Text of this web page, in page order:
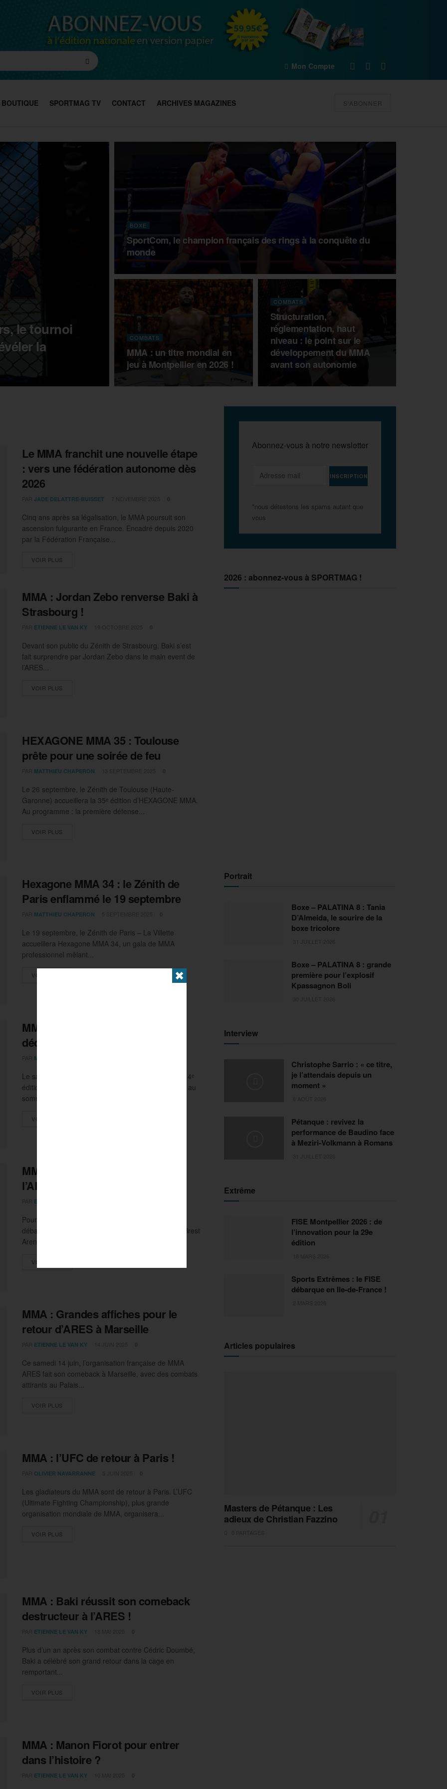
Mon Compte
BOUTIQUE SPORTMAG TV CONTACT ARCHIVES MAGAZINES S'ABONNER
le tournoi
la
BOXE
SportCom, le champion français des rings à la conquête du
monde
COMBATS
MMA : un titre mondial en
jeu à Montpellier en 2026 !
COMBATS
Structuration,
réglementation, haut
niveau : le point sur le
développement du MMA
avant son autonomie
Le MMA franchit une nouvelle étape
: vers une fédération autonome dès
2026
JADE DELATTRE-BUISSET
Cinq ans après sa légalisation, le MMA poursuit son
ascension fulgurante en France. Encadré depuis 2020
par la Fédération Française...
VOIR PLUS
MMA : Jordan Zebo renverse Baki à
Strasbourg !
ETIENNE LE VAN KY
Devant son public du Zénith de Strasbourg, Baki s’est
fait surprendre par Jordan Zebo dans le main event de
l’ARES...
VOIR PLUS
HEXAGONE MMA 35 : Toulouse
prête pour une soirée de feu
MATTHIEU CHAPERON
Le 26 septembre, le Zénith de Toulouse (Haute-
Garonne) accueillera la 35ᵉ édition d’HEXAGONE MMA.
Au programme : la première défense...
VOIR PLUS
Hexagone MMA 34 : le Zénith de
Paris enflammé le 19 septembre
MATTHIEU CHAPERON
Le 19 septembre, le Zénith de Paris – La Villette
accueillera Hexagone MMA 34, un gala de MMA
professionnel mêlant...
VOIR PLUS
MMA : Imavov / Borralho, duel
décisif à l’UFC Paris 4
MATTHIEU CHAPERON
Le samedi 6 septembre, l’Accor Arena accueillera la 4ᵉ
édition parisienne de l’UFC. En main-event, un choc au
sommet :...
VOIR PLUS
MMA : rendez-vous brûlant pour
l’ARES à Brest !
ETIENNE LE VAN KY
Pour sa 32e soirée, l’ARES Fighting Championship
débarque en Bretagne. Un grand rendez-vous à la Brest
Arena, avec Ciryl Gane...
VOIR PLUS
MMA : Grandes affiches pour le
retour d’ARES à Marseille
ETIENNE LE VAN KY
Ce samedi 14 juin, l’organisation française de MMA
ARES fait son comeback à Marseille, avec des combats
attirants au Palais...
VOIR PLUS
MMA : l’UFC de retour à Paris !
OLIVIER NAVARRANNE
Les gladiateurs du MMA sont de retour à Paris. L’UFC
(Ultimate Fighting Championship), plus grande
organisation mondiale de MMA, organisera...
VOIR PLUS
MMA : Baki réussit son comeback
destructeur à l’ARES !
ETIENNE LE VAN KY
Plus d’un an après son combat contre Cédric Doumbé,
Baki a célébré son grand retour dans la cage en
remportant...
VOIR PLUS
MMA : Manon Fiorot pour entrer
dans l’histoire ?
ETIENNE LE VAN KY
Abonnez-vous à notre newsletter
*nous détestons les spams autant que
vous
2026 : abonnez-vous à SPORTMAG !
Portrait
Boxe – PALATINA 8 : Tania
D’Almeida, le sourire de la
boxe tricolore
Boxe – PALATINA 8 : grande
première pour l’explosif
Kpassagnon Boli
Interview
Christophe Sarrio : « ce titre,
je l’attendais depuis un
moment »
Pétanque : revivez la
performance de Baudino face
à Meziri-Volkmann à Romans
Extrême
FISE Montpellier 2026 : de
l’innovation pour la 29e
édition
Sports Extrêmes : le FISE
débarque en Ile-de-France !
Articles populaires
Masters de Pétanque : Les
adieux de Christian Fazzino
✖